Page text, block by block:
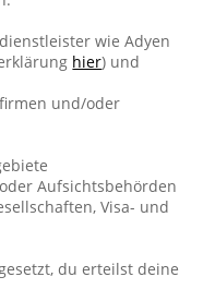
wie Adyen
hier) und
und/oder
Aufsichtsbehörden
Visa- und
du erteilst deine